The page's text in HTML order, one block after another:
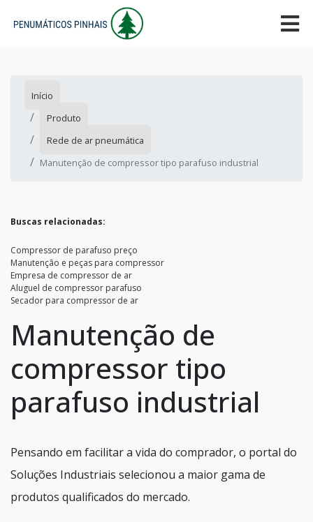
Início
Produto
Rede de ar pneumática
Manutenção de compressor tipo parafuso industrial
Buscas relacionadas:
Compressor de parafuso preço
Manutenção e peças para compressor
Empresa de compressor de ar
Aluguel de compressor parafuso
Secador para compressor de ar
Manutenção de
compressor tipo
parafuso industrial
Pensando em facilitar a vida do comprador, o portal do
Soluções Industriais selecionou a maior gama de
produtos qualificados do mercado.